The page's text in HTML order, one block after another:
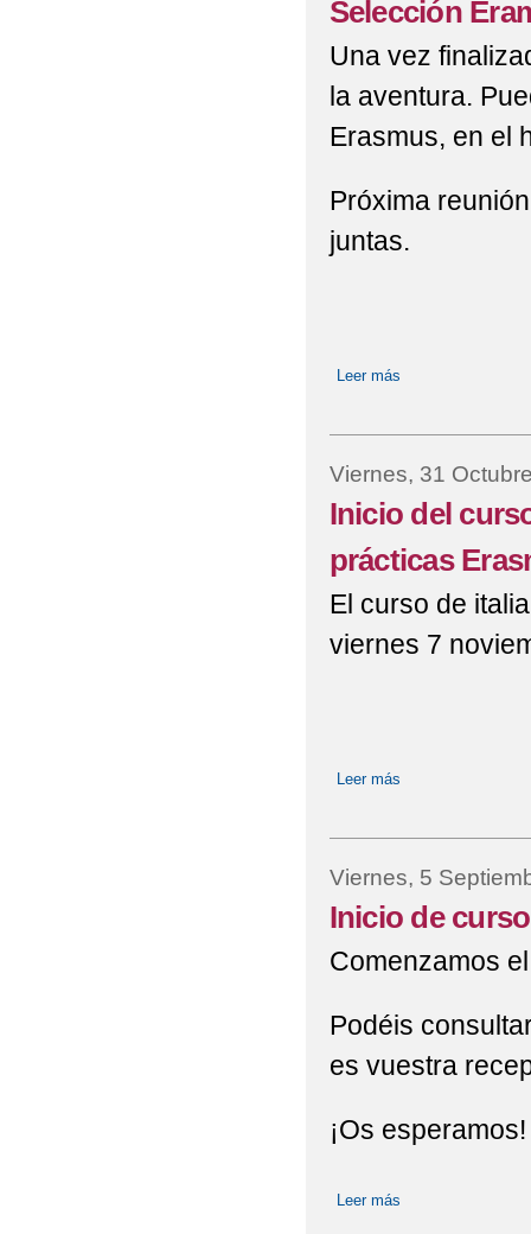
Selección
Una vez
la aventura.
Erasmus, en el
Próxima
juntas.
Leer más
Viernes, 31
Inicio del
prácticas
El curso de
viernes 7
Leer más
Viernes, 5
Inicio de
Comenzamos
Podéis
es vuestra
¡Os esperamos!
Leer más